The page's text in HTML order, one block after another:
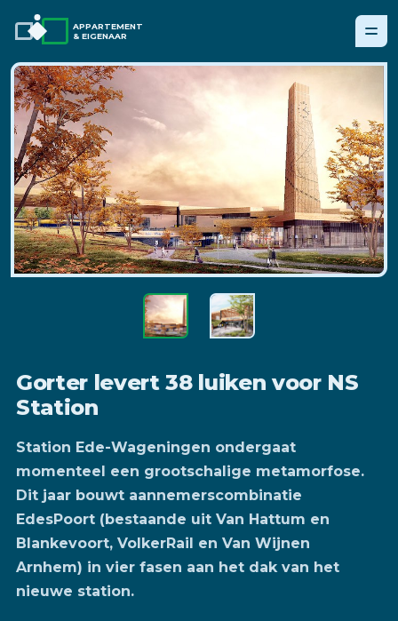
APPARTEMENT
& EIGENAAR
Gorter levert 38 luiken voor NS
Station
Station Ede-Wageningen ondergaat
momenteel een grootschalige metamorfose.
Dit jaar bouwt aannemerscombinatie
EdesPoort (bestaande uit Van Hattum en
Blankevoort, VolkerRail en Van Wijnen
Arnhem) in vier fasen aan het dak van het
nieuwe station.